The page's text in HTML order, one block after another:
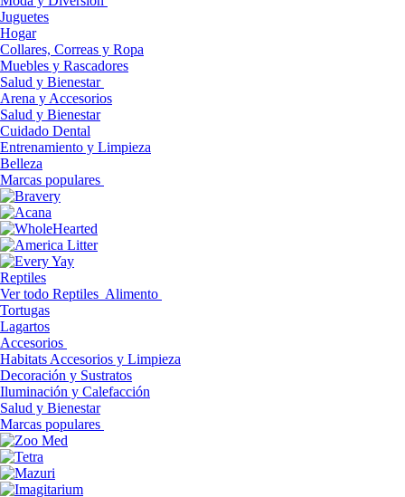
Juguetes
Hogar
Collares, Correas y Ropa
Muebles y Rascadores
Salud y Bienestar
Arena y Accesorios
Salud y Bienestar
Cuidado Dental
Entrenamiento y Limpieza
Belleza
Marcas populares
Reptiles
Ver todo Reptiles Alimento
Tortugas
Lagartos
Accesorios
Habitats Accesorios y Limpieza
Decoración y Sustratos
Iluminación y Calefacción
Salud y Bienestar
Marcas populares